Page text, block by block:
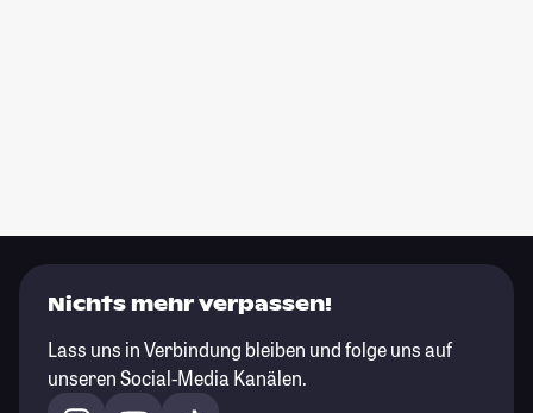
Nichts mehr verpassen!
Lass uns in Verbindung bleiben und folge uns auf
unseren Social-Media Kanälen.